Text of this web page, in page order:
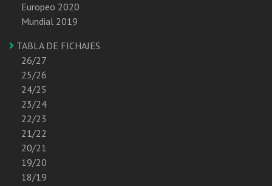
Europeo 2020
Mundial 2019
TABLA DE FICHAJES
26/27
25/26
24/25
23/24
22/23
21/22
20/21
19/20
18/19